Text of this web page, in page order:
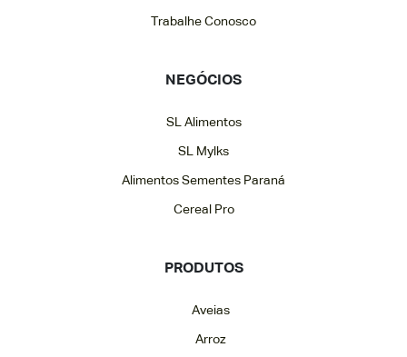
Trabalhe Conosco
NEGÓCIOS
SL Alimentos
SL Mylks
Alimentos Sementes Paraná
Cereal Pro
PRODUTOS
Aveias
Arroz